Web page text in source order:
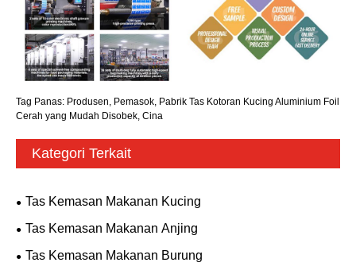
Tag Panas: Produsen, Pemasok, Pabrik Tas Kotoran Kucing Aluminium Foil
Cerah yang Mudah Disobek, Cina
Kategori Terkait
Tas Kemasan Makanan Kucing
Tas Kemasan Makanan Anjing
Tas Kemasan Makanan Burung